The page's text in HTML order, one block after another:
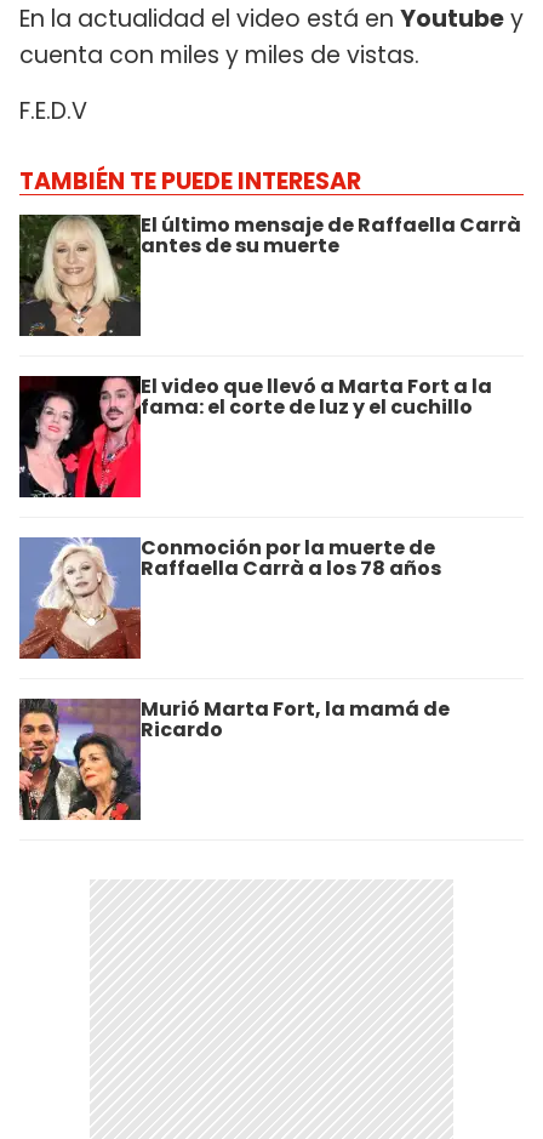
En la actualidad el video está en Youtubey
cuenta con miles y miles de vistas.
F.E.D.V
TAMBIÉN TE PUEDE INTERESAR
El último mensaje de Raffaella Carrà
antes de su muerte
El video que llevó a Marta Fort a la
fama: el corte de luz y el cuchillo
Conmoción por la muerte de
Raffaella Carrà a los 78 años
Murió Marta Fort, la mamá de
Ricardo